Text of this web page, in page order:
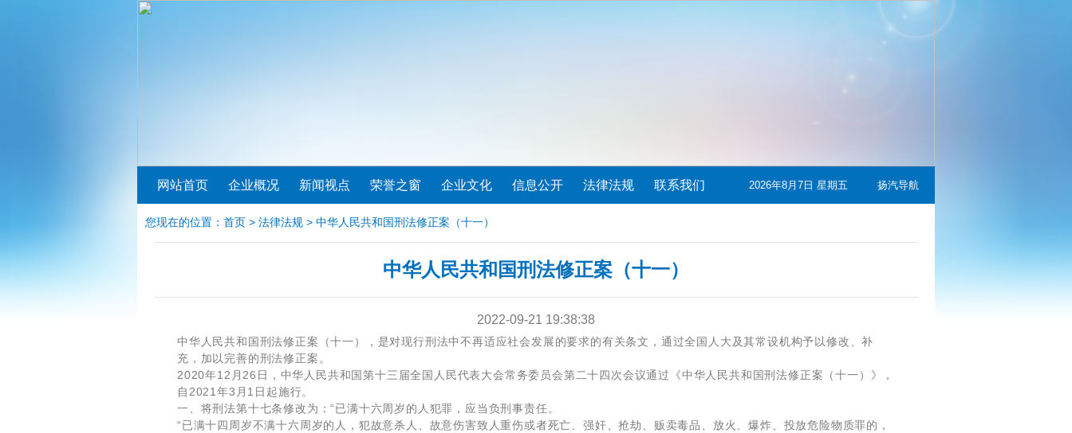
网站首页 企业概况 新闻视点 荣誉之窗 企业文化 信息公开 法律法规 联系我们 2026年8月7日 星期五 扬汽导航
您现在的位置： 首页 > 法律法规 > 中华人民共和国刑法修正案（十一）
中华人民共和国刑法修正案（十一）
2022-09-21 19:38:38
中华人民共和国刑法修正案（十一），是对现行刑法中不再适应社会发展的要求的有关条文，通过全国人大及其常设机构予以修改、补
充，加以完善的刑法修正案。
2020年12月26日，中华人民共和国第十三届全国人民代表大会常务委员会第二十四次会议通过《中华人民共和国刑法修正案（十一）》，
自2021年3月1日起施行。
一、将刑法第十七条修改为：“已满十六周岁的人犯罪，应当负刑事责任。
“已满十四周岁不满十六周岁的人，犯故意杀人、故意伤害致人重伤或者死亡、强奸、抢劫、贩卖毒品、放火、爆炸、投放危险物质罪的，